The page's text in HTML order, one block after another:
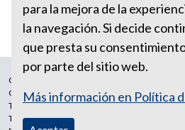
para la mejora de la
la navegación. Si decide
que presta su
por parte del sitio web.
Más información en Política
Correo Ecuador:
Correo Colombia:
Teléfono Ecuador: +593988315938
Teléfono Colombia: +57 601 249 3414